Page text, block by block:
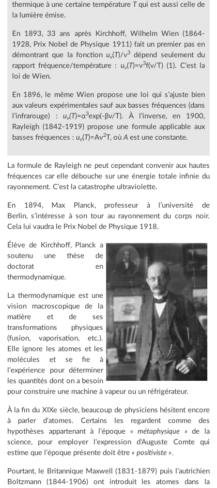
thermique à une certaine température Tqui est aussi celle de
la lumière émise.
En 1893, 33 ans après Kirchhoff, Wilhelm Wien (1864-
1928, Prix Nobel de Physique 1911) fait un premier pas en
démontrant que la fonctionuν(T)/ν3
dépend seulement du
rapport fréquence/température : uν(T)=ν3f(ν/T) (1). C’est la
loi de Wien.
En 1896, le même Wien propose une loi qui s’ajuste bien
aux valeurs expérimentales sauf aux basses fréquences (dans
l’infrarouge) :uν(T)=α3exp(-βν/T). À l’inverse, en 1900,
Rayleigh (1842-1919) propose une formule applicable aux
basses fréquences : uν(T)=Aν2T, où A est une constante.
La formule de Rayleigh ne peut cependant convenir aux hautes
fréquences car elle débouche sur une énergie totale infinie du
rayonnement. C’est la catastrophe ultraviolette.
En 1894, Max Planck, professeur à l’université de
Berlin, s’intéresse à son tour au rayonnement du corps noir.
Cela lui vaudra le Prix Nobel de Physique 1918.
Élève de Kirchhoff, Planck a
soutenu une thèse de
doctorat en
thermodynamique.
La thermodynamique est une
vision macroscopique de la
matière et de ses
transformations physiques
(fusion, vaporisation, etc.).
Elle ignore les atomes et les
molécules et se fie à
l’expérience pour déterminer
les quantités dont on a besoin
pour construire une machine à vapeur ou un réfrigérateur.
À la fin du XIXe siècle, beaucoup de physiciens hésitent encore
à parler d’atomes. Certains les regardent comme des
hypothèses appartenant à l’époque « métaphysique » de la
science, pour employer l’expression d’Auguste Comte qui
estime que l’époque présente doit être « positiviste ».
Pourtant, le Britannique Maxwell (1831-1879) puis l’autrichien
Boltzmann (1844-1906) ont introduit les atomes dans la